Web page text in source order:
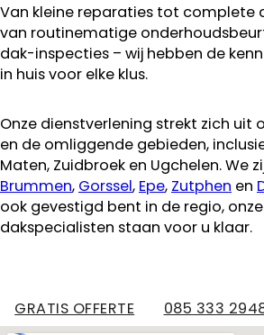
Van kleine reparaties tot complete
van routinematige
dak-inspecties – wij hebben de
in huis voor elke klus.
Onze dienstverlening strekt zich uit
en de omliggende gebieden,
Maten, Zuidbroek en Ugchelen. We
Brummen, Gorssel, Epe, Zutphen en
ook gevestigd bent in de regio,
dakspecialisten staan voor u klaar.
GRATIS OFFERTE 085 333